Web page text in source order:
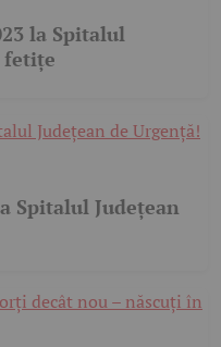
la Spitalul
fetițe
Spitalul Județean